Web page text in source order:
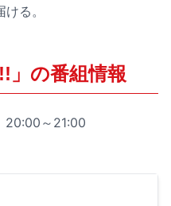
る。
」の番組情報
20:00～21:00